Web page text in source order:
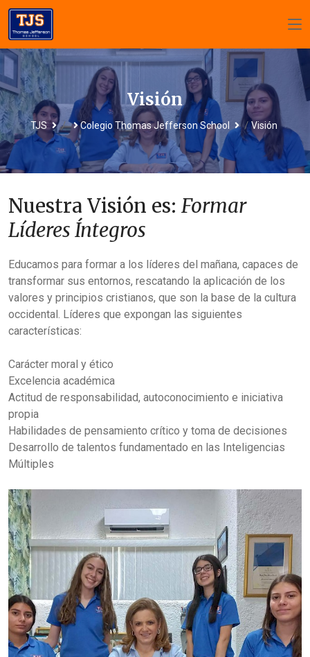
Visión
TJS / Colegio Thomas Jefferson School /Visión
Nuestra Visión es: Formar
Líderes Íntegros
Educamos para formar a los líderes del mañana, capaces de
transformar sus entornos, rescatando la aplicación de los
valores y principios cristianos, que son la base de la cultura
occidental. Líderes que expongan las siguientes
características:
Carácter moral y ético
Excelencia académica
Actitud de responsabilidad, autoconocimiento e iniciativa
propia
Habilidades de pensamiento crítico y toma de decisiones
Desarrollo de talentos fundamentado en las Inteligencias
Múltiples